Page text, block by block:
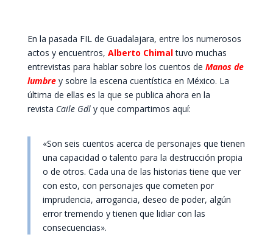
En la pasada FIL de Guadalajara, entre los numerosos
actos y encuentros, Alberto Chimaltuvo muchas
entrevistas para hablar sobre los cuentos de Manos de
lumbre y sobre la escena cuentística en México. La
última de ellas es la que se publica ahora en la
revista Caile Gdly que compartimos aquí:
«Son seis cuentos acerca de personajes que tienen
una capacidad o talento para la destrucción propia
o de otros. Cada una de las historias tiene que ver
con esto, con personajes que cometen por
imprudencia, arrogancia, deseo de poder, algún
error tremendo y tienen que lidiar con las
consecuencias».